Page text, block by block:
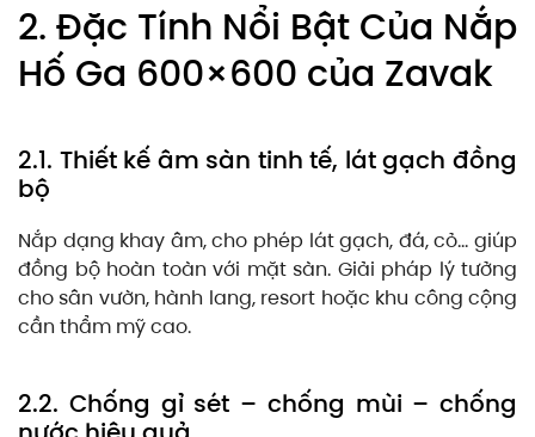
2. Đặc Tính Nổi Bật Của Nắp
Hố Ga 600×600 của Zavak
2.1. Thiết kế âm sàn tinh tế, lát gạch đồng
bộ
Nắp dạng khay âm, cho phép lát gạch, đá, cỏ… giúp
đồng bộ hoàn toàn với mặt sàn. Giải pháp lý tưởng
cho sân vườn, hành lang, resort hoặc khu công cộng
cần thẩm mỹ cao.
2.2. Chống gỉ sét – chống mùi – chống